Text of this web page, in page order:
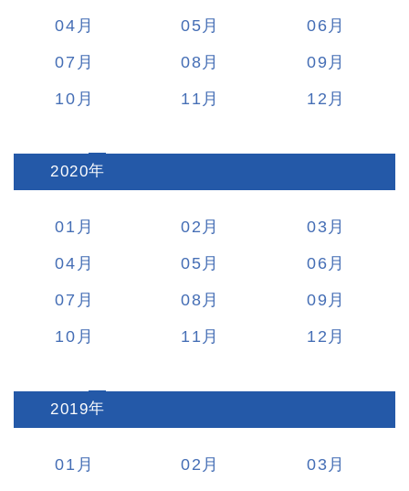
04
05
06
07
08
09
10
11 12
2020:
01 02
03
04
05
06
07
08
09
10
11 12
2019:
01 02
03